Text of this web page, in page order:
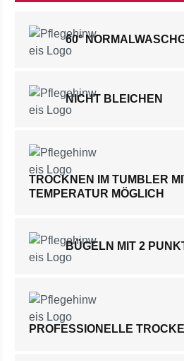
60°
NICHT BLEICHEN
TROCKNEN IM TUMBLER
TEMPERATUR MÖGLICH
BÜGELN MIT 2
PROFESSIONELLE